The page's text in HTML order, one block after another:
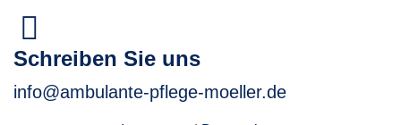
Schreiben Sie uns
info@ambulante-pflege-moeller.de